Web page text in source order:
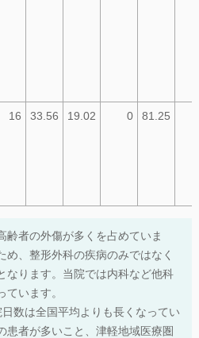
16 33.56 19.02 0 81.25
者の外傷が多くを占めていま
、整形外科の疾病のみではなく
なります。当院では内科など他科
います。
数は全国平均よりも長くなってい
患者が多いこと、津軽地域医療圏